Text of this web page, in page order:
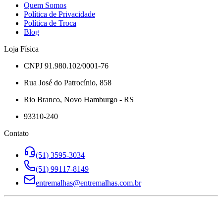
Quem Somos
Política de Privacidade
Política de Troca
Blog
Loja Física
CNPJ 91.980.102/0001-76
Rua José do Patrocínio, 858
Rio Branco, Novo Hamburgo - RS
93310-240
Contato
(51) 3595-3034
(51) 99117-8149
entremalhas@entremalhas.com.br